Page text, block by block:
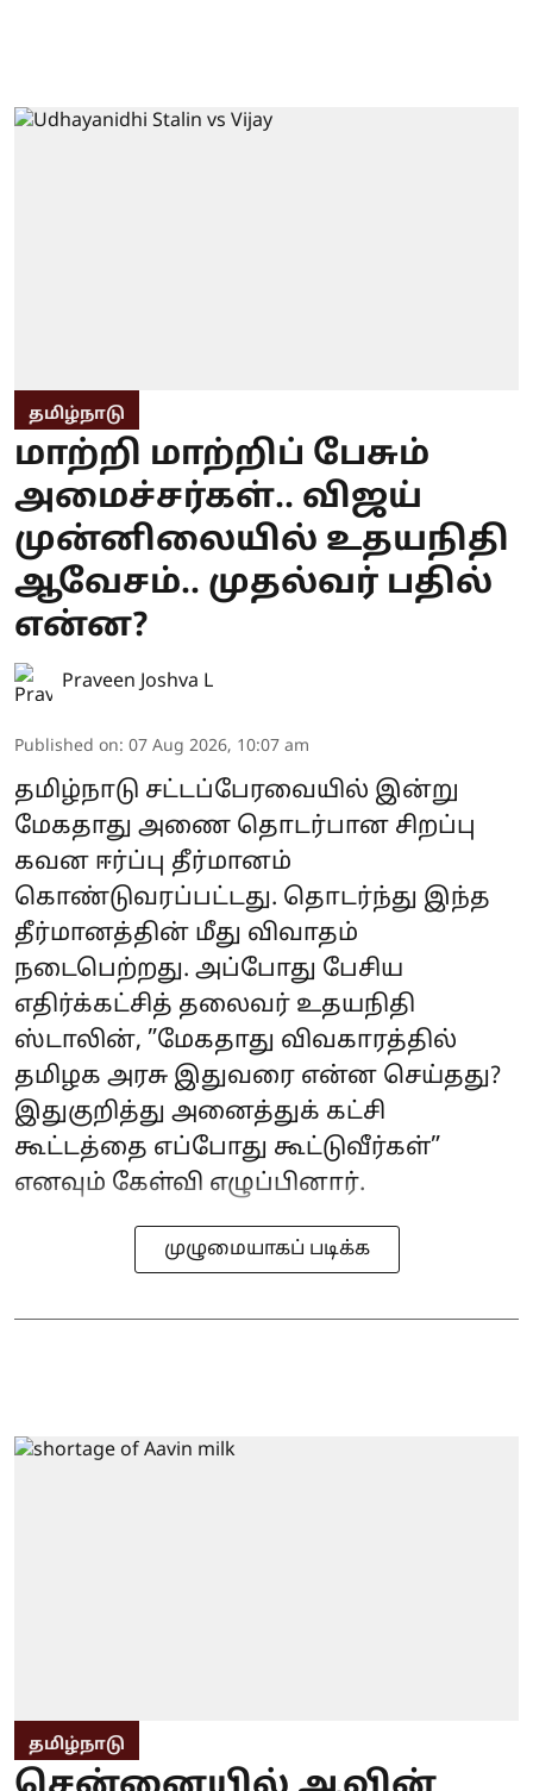
தமிழ்நாடு
மாற்றி மாற்றிப் பேசும்
அமைச்சர்கள்.. விஜய்
முன்னிலையில் உதயநிதி
ஆவேசம்.. முதல்வர் பதில்
என்ன?
Praveen Joshva L
Published on: 07 Aug 2026, 10:07 am
தமிழ்நாடு சட்டப்பேரவையில் இன்று
மேகதாது அணை தொடர்பான சிறப்பு
கவன ஈர்ப்பு தீர்மானம்
கொண்டுவரப்பட்டது. தொடர்ந்து இந்த
தீர்மானத்தின் மீது விவாதம்
நடைபெற்றது. அப்போது பேசிய
எதிர்க்கட்சித் தலைவர் உதயநிதி
ஸ்டாலின், ”மேகதாது விவகாரத்தில்
தமிழக அரசு இதுவரை என்ன செய்தது?
இதுகுறித்து அனைத்துக் கட்சி
கூட்டத்தை எப்போது கூட்டுவீர்கள்”
எனவும் கேள்வி எழுப்பினார்.
முழுமையாகப் படிக்க
தமிழ்நாடு